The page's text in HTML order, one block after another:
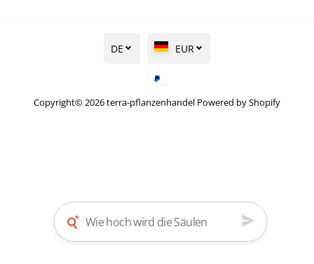
Säuleneibe - Taxus baccata
IN DEN WARENKORB LEGEN
Copyright© 2026terra-pflanzenhandel Powered by Shopify
DE EUR